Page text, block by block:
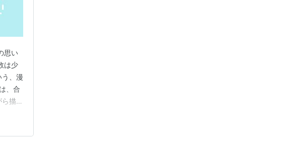
思い
は少
、漫
、合
描け
部員